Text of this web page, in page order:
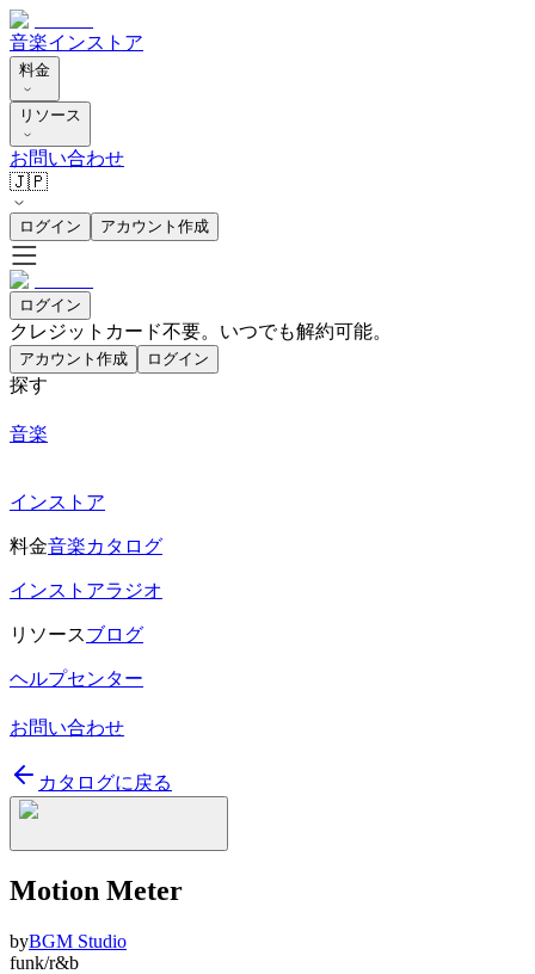
音楽インストア
料金
リソース
お問い合わせ
🇯🇵
ログイン アカウント作成
ログイン
クレジットカード不要。いつでも解約可能。
アカウント作成 ログイン
探す
音楽
インストア
料金音楽カタログ
インストアラジオ
リソースブログ
ヘルプセンター
お問い合わせ
カタログに戻る
Motion Meter
byBGM Studio
funk/r&b